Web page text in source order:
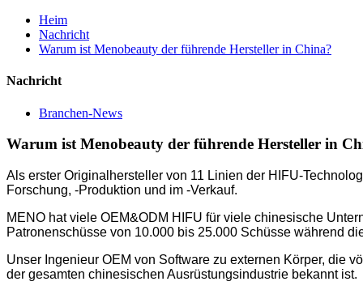
Heim
Nachricht
Warum ist Menobeauty der führende Hersteller in China?
Nachricht
Branchen-News
Warum ist Menobeauty der führende Hersteller in
Als erster Originalhersteller von 11 Linien der HIFU-
Forschung, -Produktion und im -Verkauf.
MENO hat viele OEM&ODM HIFU für viele chinesische
Patronenschüsse von 10.000 bis 25.000 Schüsse während
Unser Ingenieur OEM von Software zu externen Körper, die
der gesamten chinesischen Ausrüstungsindustrie bekannt ist.